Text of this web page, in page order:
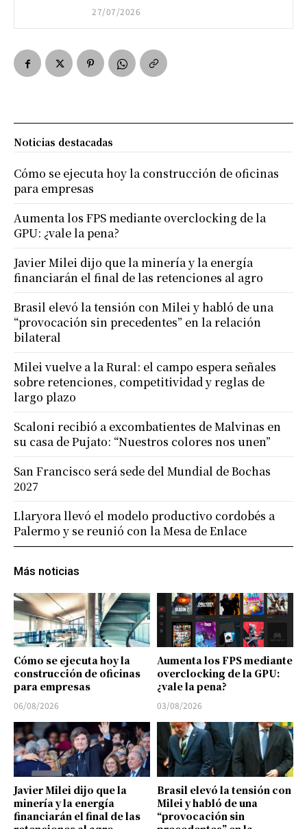
27/07/2026
Más noticias
Cómo se ejecuta hoy la
construcción de oficinas
para empresas
06/08/2026
Aumenta los FPS mediante
overclocking de la GPU:
¿vale la pena?
03/08/2026
Javier Milei dijo que la
minería y la energía
financiarán el final de las
Brasil elevó la tensión con
Milei y habló de una
“provocación sin
Noticias destacadas
Cómo se ejecuta hoy la construcción de oficinas
para empresas
Aumenta los FPS mediante overclocking de la
GPU: ¿vale la pena?
Javier Milei dijo que la minería y la energía
financiarán el final de las retenciones al agro
Brasil elevó la tensión con Milei y habló de una
“provocación sin precedentes” en la relación
bilateral
Milei vuelve a la Rural: el campo espera señales
sobre retenciones, competitividad y reglas de
largo plazo
Scaloni recibió a excombatientes de Malvinas en
su casa de Pujato: “Nuestros colores nos unen”
San Francisco será sede del Mundial de Bochas
2027
Llaryora llevó el modelo productivo cordobés a
Palermo y se reunió con la Mesa de Enlace